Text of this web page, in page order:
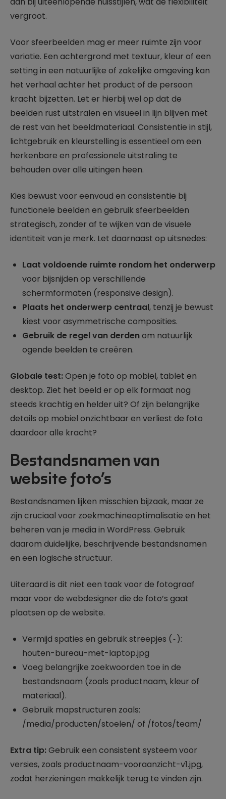
vergroot.
Voor sfeerbeelden mag er meer ruimte zijn voor
variatie. Een achtergrond met textuur, kleur of een
setting in een natuurlijke of zakelijke omgeving kan
het verhaal achter het product of de persoon
kracht bijzetten. Let er hierbij wel op dat de
beelden rust uitstralen en visueel in lijn blijven met
de rest van het beeldmateriaal. Consistentie in stijl,
lichtgebruik en kleurstelling is essentieel om een
herkenbare en professionele uitstraling te
behouden over alle uitingen heen.
Kies bewust voor eenvoud en consistentie bij
functionele beelden en gebruik sfeerbeelden
strategisch, zonder af te wijken van de visuele
identiteit van je merk. Let daarnaast op uitsnedes:
Laat voldoende ruimte rondom het onderwerp
voor bijsnijden op verschillende
schermformaten (responsive design).
Plaats het onderwerp centraal, tenzij je bewust
kiest voor asymmetrische composities.
Gebruik de regel van derdenom natuurlijk
ogende beelden te creëren.
Globale test:Open je foto op mobiel, tablet en
desktop. Ziet het beeld er op elk formaat nog
steeds krachtig en helder uit? Of zijn belangrijke
details op mobiel onzichtbaar en verliest de foto
daardoor alle kracht?
Bestandsnamen van
website foto’s
Bestandsnamen lijken misschien bijzaak, maar ze
zijn cruciaal voor zoekmachineoptimalisatie en het
beheren van je media in WordPress. Gebruik
daarom duidelijke, beschrijvende bestandsnamen
en een logische structuur.
Uiteraard is dit niet een taak voor de fotograaf
maar voor de webdesigner die de foto’s gaat
plaatsen op de website.
Vermijd spaties en gebruik streepjes (- ):
houten-bureau-met-laptop.jpg
Voeg belangrijke zoekwoorden toe in de
bestandsnaam (zoals productnaam, kleur of
materiaal).
Gebruik mapstructuren zoals:
/media/producten/stoelen/ of /fotos/team/
Extra tip:Gebruik een consistent systeem voor
versies, zoals productnaam-vooraanzicht-v1.jpg,
zodat herzieningen makkelijk terug te vinden zijn.